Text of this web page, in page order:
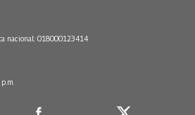
nacional: 018000123414